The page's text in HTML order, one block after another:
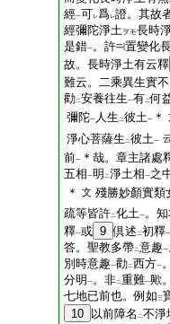
經一可レ爲レ證。其故
經彌陀淨土ヲモ長時
是錯一。許
置變化
故。長時淨土有云釋
難云。二乘異生實不
勸二安養往生一有二何
彌陀一 人生 二彼土一 ＊
淨心菩薩生 二彼土一
前一
＊哉。章主諸處
五相一明 二淨土相一之
＊
文 殘勝妙顏實類
疏等皆許二化土一。
釋一或 9 倶述 二初釋一
答。聖教多帶二意趣一
別時意趣一勸二西方一
分明 一。非二重難一歟
七地已前也。例如三
10
以前障名 二不淨